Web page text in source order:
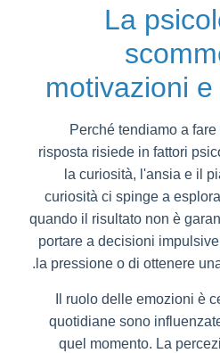
2. La
motivazioni
Perché tendiamo a
risposta risiede in fattori
la curiosità, l'ansia e il
curiosità ci spinge a
quando il risultato non è
portare a decisioni
la pressione o di ottenere
Il ruolo delle emozioni è
quotidiane sono
quel momento. La